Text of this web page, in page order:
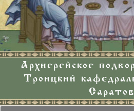
Архиерейское
Троицкий